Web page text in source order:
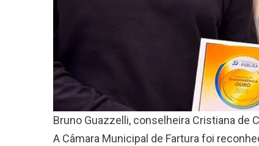
Bruno Guazzelli, conselheira Cristiana de
A Câmara Municipal de Fartura foi